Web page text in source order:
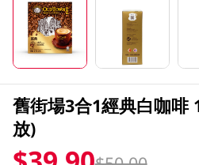
舊街場3合1經典白咖啡
放)